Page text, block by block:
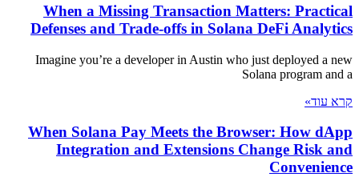
When a Missing Transaction Matters: Practical
Defenses and Trade-offs in Solana DeFi Analytics
Imagine you’re a developer in Austin who just deployed a new
Solana program and a
קרא עוד»
When Solana Pay Meets the Browser: How dApp
Integration and Extensions Change Risk and
Convenience